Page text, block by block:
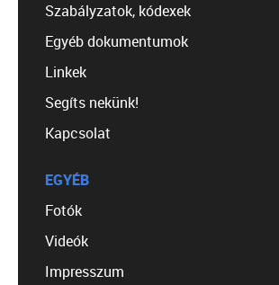
Szabályzatok, kódexek
Egyéb dokumentumok
Linkek
Segíts nekünk!
Kapcsolat
EGYÉB
Fotók
Videók
Impresszum